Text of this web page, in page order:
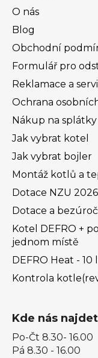
O nás
Blog
Obchodní
Formulář pro
Reklamace a
Ochrana
Nákup na splátky
Jak vybrat kotel
Jak vybrat bojler
Montáž kotlů a
Dotace NZU
Dotace a
Kotel DEFRO +
jednom místě
DEFRO Heat -
Kontrola
Kde nás
Po-Čt 8.30- 16.00
Pá 8.30 - 16.00